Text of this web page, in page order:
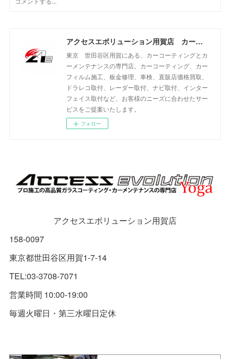
アクセスエボリューション用賀店 カーコーティング・カーメンテナンスの専門店
東京 世田谷区用賀にある、カーコーティングとカ
ーメンテナンスの専門店。カーコーティング、カー
フィルム施工、板金修理、車検、直販店価格買取、
ドラレコ取付、レーダー取付、ナビ取付、インター
フェイス取付など、お客様のニーズに合わせたサー
ビスをご提案いたします。
フォロー
アクセスエボリューション用賀店
158-0097
東京都世田谷区用賀1-7-14
TEL:03-3708-7071
営業時間 10:00-19:00
毎週火曜日・第三水曜日定休